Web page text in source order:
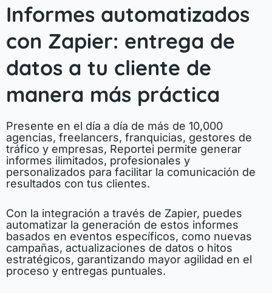
Informes automatizados
con Zapier: entrega de
datos a tu cliente de
manera más práctica
Presente en el día a día de más de 10,000
agencias, freelancers, franquicias, gestores de
tráfico y empresas, Reportei permite generar
informes ilimitados, profesionales y
personalizados para facilitar la comunicación de
resultados con tus clientes.
Con la integración a través de Zapier, puedes
automatizar la generación de estos informes
basados en eventos específicos, como nuevas
campañas, actualizaciones de datos o hitos
estratégicos, garantizando mayor agilidad en el
proceso y entregas puntuales.